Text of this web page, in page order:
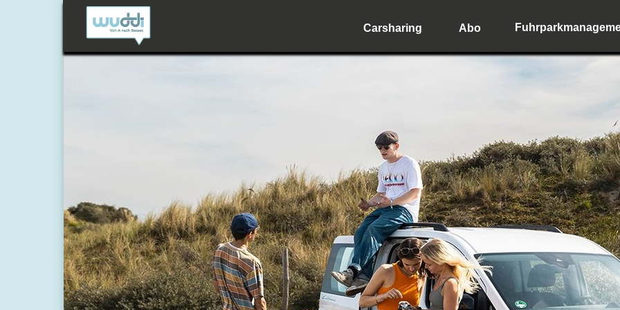
Carsharing Abo